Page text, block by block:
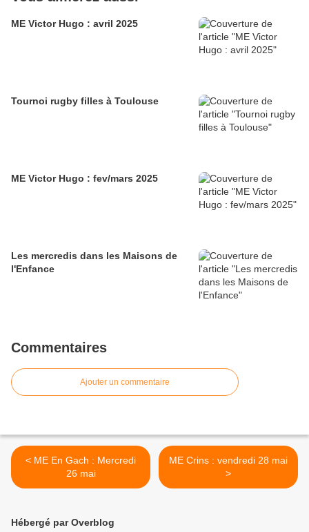
ME Victor Hugo : avril 2025
Tournoi rugby filles à Toulouse
ME Victor Hugo : fev/mars 2025
Les mercredis dans les Maisons de
l'Enfance
Commentaires
Ajouter un commentaire
< ME En Gach : Mercredi
26 mai
ME Crins : vendredi 28 mai
>
Hébergé par Overblog